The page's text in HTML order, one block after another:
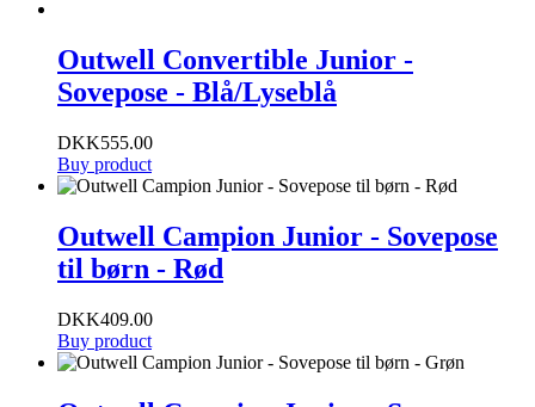
Outwell Convertible Junior -
Sovepose - Blå/Lyseblå
DKK555.00
Buy product
Outwell Campion Junior - Sovepose
til børn - Rød
DKK409.00
Buy product